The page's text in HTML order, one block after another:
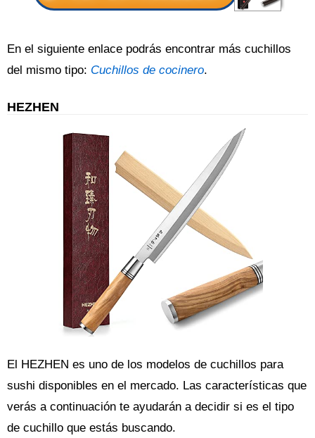
En el siguiente enlace podrás encontrar más cuchillos
del mismo tipo: Cuchillos de cocinero.
HEZHEN
El HEZHEN es uno de los modelos de cuchillos para
sushi disponibles en el mercado. Las características que
verás a continuación te ayudarán a decidir si es el tipo
de cuchillo que estás buscando.